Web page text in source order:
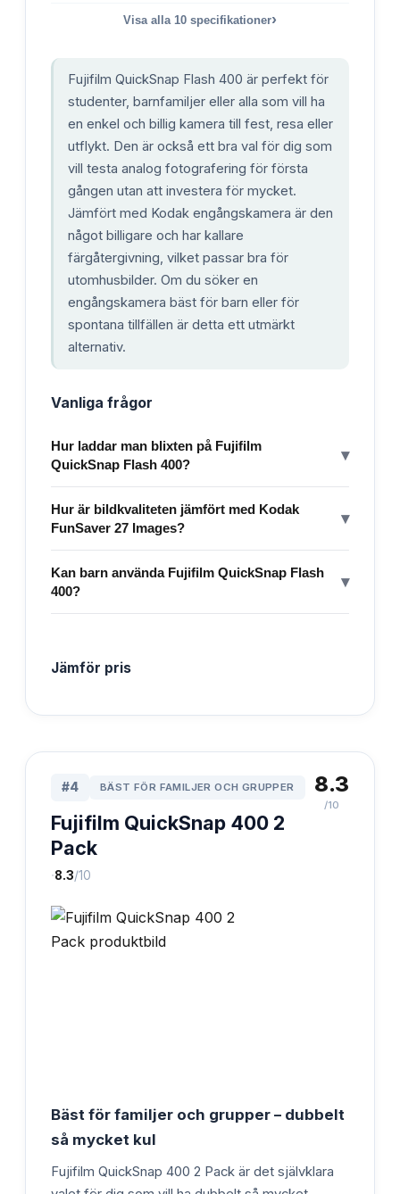
Visa alla 10 specifikationer›
Fujifilm QuickSnap Flash 400 är perfekt för
studenter, barnfamiljer eller alla som vill ha
en enkel och billig kamera till fest, resa eller
utflykt. Den är också ett bra val för dig som
vill testa analog fotografering för första
gången utan att investera för mycket.
Jämfört med Kodak engångskamera är den
något billigare och har kallare
färgåtergivning, vilket passar bra för
utomhusbilder. Om du söker en
engångskamera bäst för barn eller för
spontana tillfällen är detta ett utmärkt
alternativ.
Vanliga frågor
Hur laddar man blixten på Fujifilm
QuickSnap Flash 400?
▾
Hur är bildkvaliteten jämfört med Kodak
FunSaver 27 Images?
▾
Kan barn använda Fujifilm QuickSnap Flash
400?
▾
Jämför pris
#4 BÄST FÖR FAMILJER OCH GRUPPER
Fujifilm QuickSnap 400 2
Pack
·8.3/10
8.3
/10
Bäst för familjer och grupper – dubbelt
så mycket kul
Fujifilm QuickSnap 400 2 Pack är det självklara